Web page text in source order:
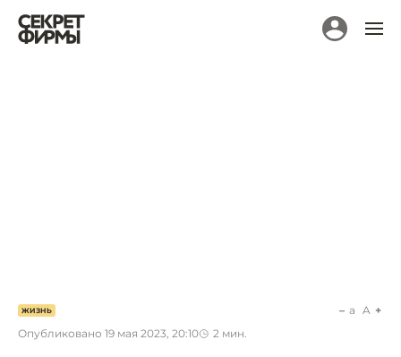
ЖИЗНЬ
Опубликовано 19 мая 2023, 20:10 2 мин.
a A